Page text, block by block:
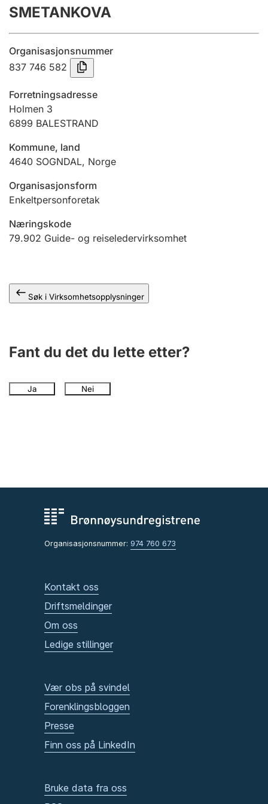
Innsending og forsinkelsesgebyr
Tinglysing
Jeger
Ektepaktveileder
Offentlig sektor
SMETANKOVA
Organisasjonsnummer
837 746 582
Forretningsadresse
Holmen 3
6899 BALESTRAND
Kommune, land
4640 SOGNDAL, Norge
Organisasjonsform
Enkeltpersonforetak
Næringskode
79.902 Guide- og reiseledervirksomhet
Søk i Virksomhetsopplysninger
Fant du det du lette etter?
Ja Nei
Organisasjonsnummer: 974 760 673
Kontakt oss
Driftsmeldinger
Om oss
Ledige stillinger
Vær obs på svindel
Forenklingsbloggen
Presse
Finn oss på LinkedIn
Bruke data fra oss